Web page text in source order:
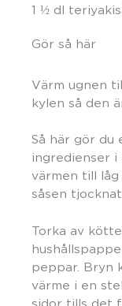
1 ½ dl
Gör så här
Värm ugnen
kylen så den
Så här gör du
ingredienser i
värmen till
såsen tjocknat.
Torka av
peppar. Bryn
värme i en
sidor tills det